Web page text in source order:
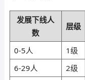
发展下线人
数
层级
0-5人 1级
6-29人
2级